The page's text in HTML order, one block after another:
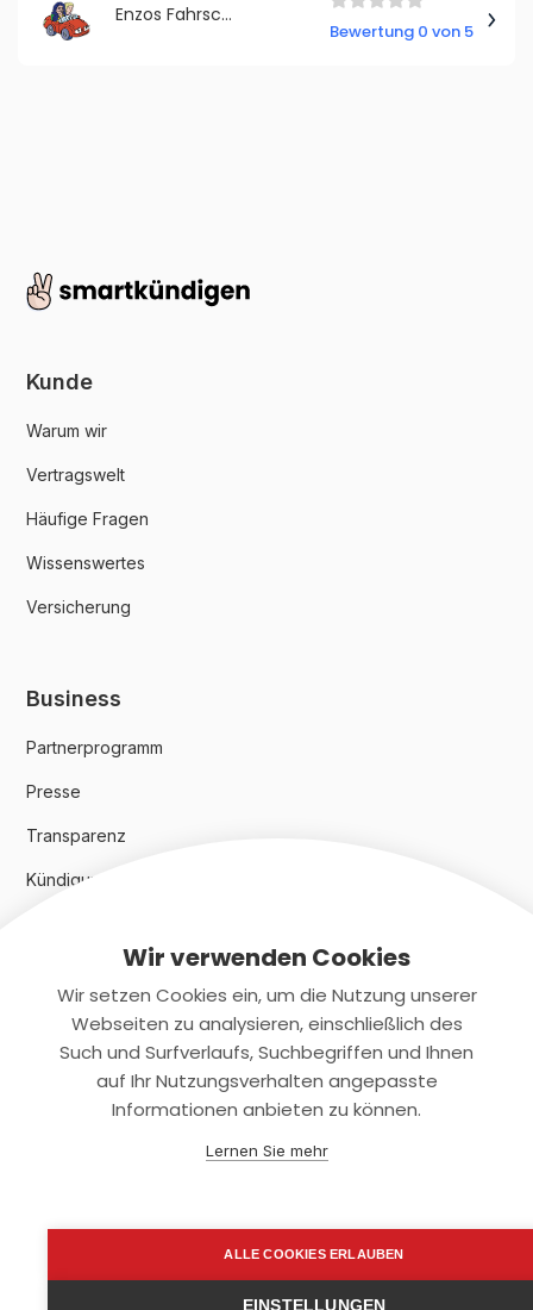
Enzos Fahrschule
Bewertung 0 von 5
Kunde
Warum wir
Vertragswelt
Häufige Fragen
Wissenswertes
Versicherung
Business
Partnerprogramm
Presse
Transparenz
Kündigungsindex 2024
Rechtliches
Datenschutz
support@smartkuendigen.de
Wir verwenden Cookies
Wir setzen Cookies ein, um die Nutzung unserer
Webseiten zu analysieren, einschließlich des
Such und Surfverlaufs, Suchbegriffen und Ihnen
auf Ihr Nutzungsverhalten angepasste
Informationen anbieten zu können.
Lernen Sie mehr
ALLE COOKIES ERLAUBEN
EINSTELLUNGEN